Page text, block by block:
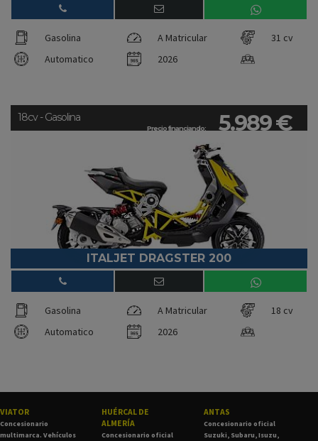
Gasolina A Matricular
31 cv
Automatico
2026
Precio financiando: 5.989 €
18cv - Gasolina
ITALJET DRAGSTER 200
Gasolina A Matricular
18 cv
Automatico
2026
VIATOR
Concesionario
multimarca. Vehículos
HUÉRCAL DE
ALMERÍA
Concesionario oficial
ANTAS
Concesionario oficial
Suzuki, Subaru, Isuzu,